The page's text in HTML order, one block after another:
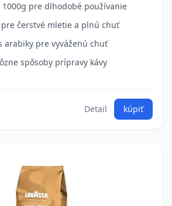
1000g pre dlhodobé používanie
pre čerstvé mletie a plnú chuť
arabiky pre vyváženú chuť
spôsoby prípravy kávy
Detail kúpiť